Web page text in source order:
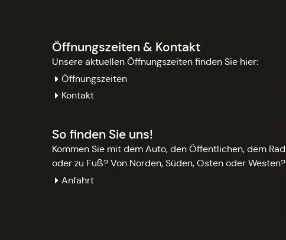
Öffnungszeiten & Kontakt
Unsere aktuellen Öffnungszeiten finden Sie hier:
Öffnungszeiten
Kontakt
So finden Sie uns!
Kommen Sie mit dem Auto, den Öffentlichen, dem Rad
oder zu Fuß? Von Norden, Süden, Osten oder Westen?
Anfahrt